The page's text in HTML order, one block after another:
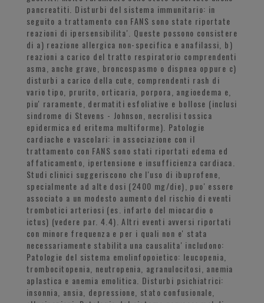
pancreatiti. Disturbi del sistema immunitario: in
seguito a trattamento con FANS sono state riportate
reazioni di ipersensibilita'. Queste possono consistere
di a) reazione allergica non-specifica e anafilassi, b)
reazioni a carico del tratto respiratorio comprendenti
asma, anche grave, broncospasmo o dispnea oppure c)
disturbi a carico della cute, comprendenti rash di
vario tipo, prurito, orticaria, porpora, angioedema e,
piu' raramente, dermatiti esfoliative e bollose (inclusi
sindrome di Stevens - Johnson, necrolisi tossica
epidermica ed eritema multiforme). Patologie
cardiache e vascolari: in associazione con il
trattamento con FANS sono stati riportati edema ed
affaticamento, ipertensione e insufficienza cardiaca.
Studi clinici suggeriscono che l'uso di ibuprofene,
specialmente ad alte dosi (2400 mg/die), puo' essere
associato a un modesto aumento del rischio di eventi
trombotici arteriosi (es. infarto del miocardio o
ictus) (vedere par. 4.4). Altri eventi avversi riportati
con minore frequenza e per i quali non e' stata
necessariamente stabilita una causalita' includono:
Patologie del sistema emolinfopoietico: leucopenia,
trombocitopenia, neutropenia, agranulocitosi, anemia
aplastica e anemia emolitica. Disturbi psichiatrici:
insonnia, ansia, depressione, stato confusionale,